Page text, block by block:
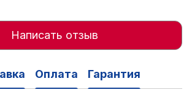
Написать отзыв
Оплата Гарантия